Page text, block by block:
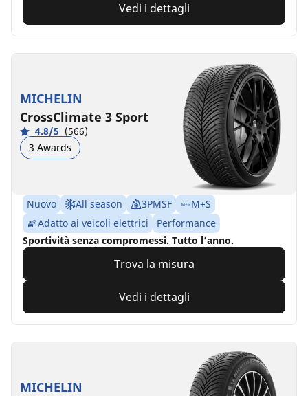
Vedi i dettagli
MICHELIN
CrossClimate 3 Sport
4.8/5 (566)
3 Awards
Nuovo All season 3PMSF
M+S
Adatto ai veicoli elettrici
Performance
Sportività senza compromessi. Tutto l’anno.
Trova la misura
Vedi i dettagli
MICHELIN